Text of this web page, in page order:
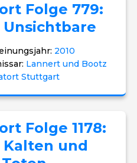
Folge 779:
Unsichtbare
2010
Lannert und Bootz
Stuttgart
Folge 1178:
Kalten und